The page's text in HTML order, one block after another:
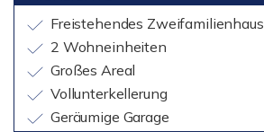
Freistehendes Zweifamilienhaus
2 Wohneinheiten
Großes Areal
Vollunterkellerung
Geräumige Garage